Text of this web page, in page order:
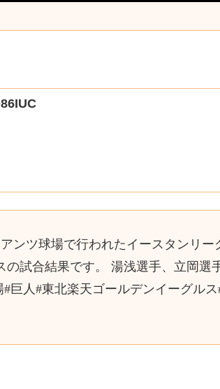
ンツ球場で行われたイースタンリ
の試合結果です。 湯浅選手、立岡選
巨人#東北楽天ゴールデンイーグル